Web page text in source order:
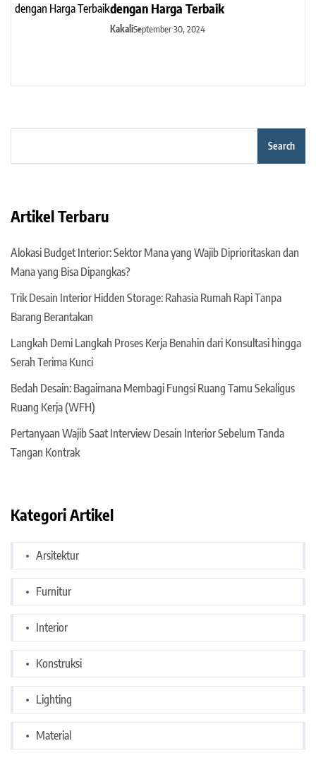
dengan Harga Terbaik
KakaliSeptember 30, 2024
Search
Artikel Terbaru
Alokasi Budget Interior: Sektor Mana yang Wajib Diprioritaskan dan
Mana yang Bisa Dipangkas?
Trik Desain Interior Hidden Storage: Rahasia Rumah Rapi Tanpa
Barang Berantakan
Langkah Demi Langkah Proses Kerja Benahin dari Konsultasi hingga
Serah Terima Kunci
Bedah Desain: Bagaimana Membagi Fungsi Ruang Tamu Sekaligus
Ruang Kerja (WFH)
Pertanyaan Wajib Saat Interview Desain Interior Sebelum Tanda
Tangan Kontrak
Kategori Artikel
Arsitektur
Furnitur
Interior
Konstruksi
Lighting
Material